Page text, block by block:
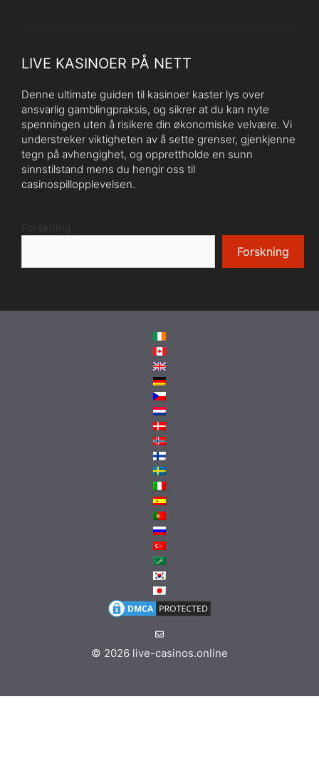
LIVE KASINOER PÅ NETT
Denne ultimate guiden til kasinoer kaster lys over
ansvarlig gamblingpraksis, og sikrer at du kan nyte
spenningen uten å risikere din økonomiske velvære. Vi
understreker viktigheten av å sette grenser, gjenkjenne
tegn på avhengighet, og opprettholde en sunn
sinnstilstand mens du hengir oss til
casinospillopplevelsen.
Forskning
Forskning
© 2026 live-casinos.online